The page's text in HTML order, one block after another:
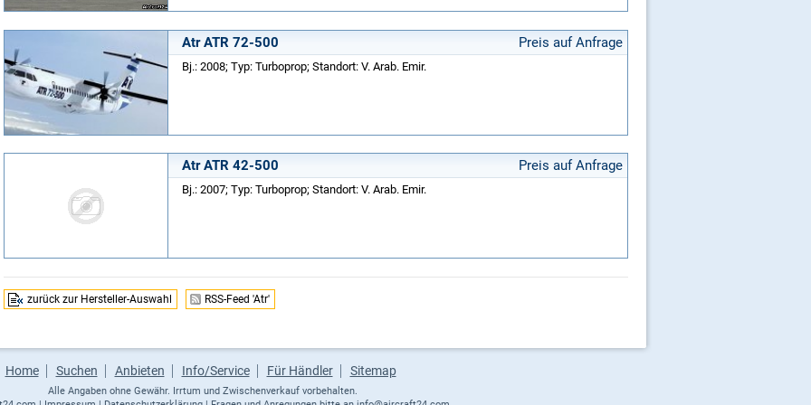
Atr ATR 72-500 Preis auf Anfrage
Bj.: 2008; Typ: Turboprop; Standort: V. Arab. Emir.
Atr ATR 42-500 Preis auf Anfrage
Bj.: 2007; Typ: Turboprop; Standort: V. Arab. Emir.
zurück zur Hersteller-Auswahl RSS-Feed 'Atr'
Home Suchen Anbieten Info/Service Für Händler Sitemap
Alle Angaben ohne Gewähr. Irrtum und Zwischenverkauf vorbehalten.